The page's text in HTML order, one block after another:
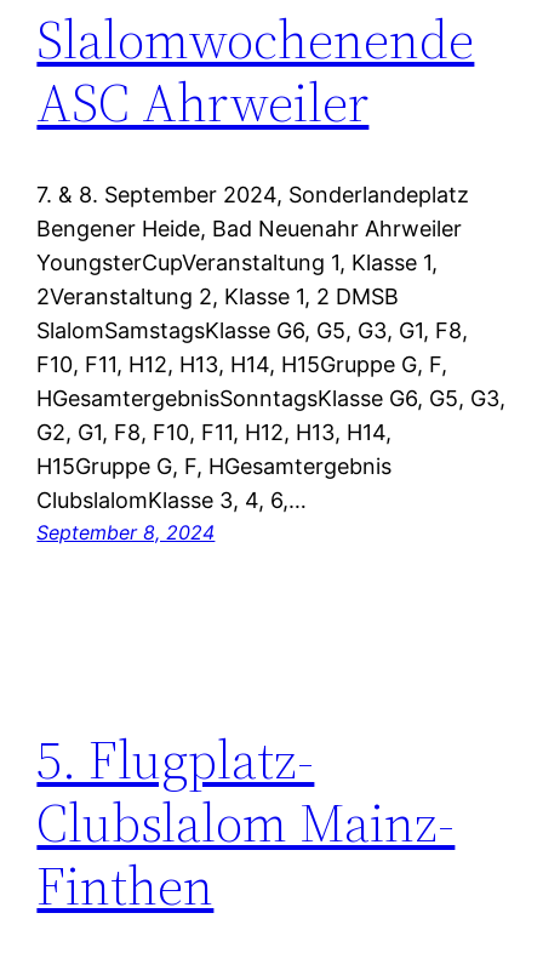
Slalomwochenende
ASC Ahrweiler
7. & 8. September 2024, Sonderlandeplatz
Bengener Heide, Bad Neuenahr Ahrweiler
YoungsterCupVeranstaltung 1, Klasse 1,
2Veranstaltung 2, Klasse 1, 2 DMSB
SlalomSamstagsKlasse G6, G5, G3, G1, F8,
F10, F11, H12, H13, H14, H15Gruppe G, F,
HGesamtergebnisSonntagsKlasse G6, G5, G3,
G2, G1, F8, F10, F11, H12, H13, H14,
H15Gruppe G, F, HGesamtergebnis
ClubslalomKlasse 3, 4, 6,…
September 8, 2024
5. Flugplatz-
Clubslalom Mainz-
Finthen